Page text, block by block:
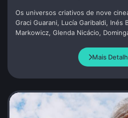
Os universos criativos de nove
Graci Guarani, Lucía Garibaldi, Inés
Markowicz, Glenda Nicácio,
episódios anteriores, refletimos
cinema, suas relações com
Mais